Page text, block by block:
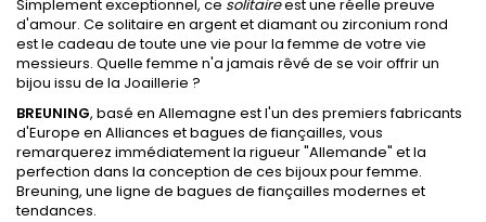
Simplement exceptionnel, ce solitaireest une réelle preuve
d'amour. Ce solitaire en argent et diamant ou zirconium rond
est le cadeau de toute une vie pour la femme de votre vie
messieurs. Quelle femme n'a jamais rêvé de se voir offrir un
bijou issu de la Joaillerie ?
BREUNING, basé en Allemagne est l'un des premiers fabricants
d'Europe en Alliances et bagues de fiançailles, vous
remarquerez immédiatement la rigueur "Allemande" et la
perfection dans la conception de ces bijoux pour femme.
Breuning, une ligne de bagues de fiançailles modernes et
tendances.